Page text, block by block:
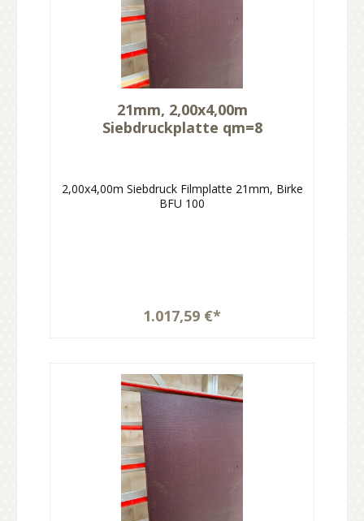
21mm, 2,00x4,00m
Siebdruckplatte qm=8
2,00x4,00m Siebdruck Filmplatte 21mm, Birke
BFU 100
1.017,59 €*